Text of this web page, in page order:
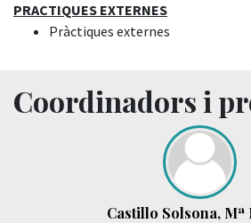
PRACTIQUES EXTERNES
Pràctiques externes
Coordinadors i
Castillo Solsona, Mª